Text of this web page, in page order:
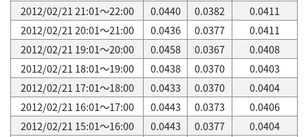
2012/02/21 21:01～22:00
0.0440 0.0382
0.0411
2012/02/21 20:01～21:00
0.0436 0.0377
0.0411
2012/02/21 19:01～20:00
0.0458 0.0367
0.0408
2012/02/21 18:01～19:00
0.0438 0.0370
0.0403
2012/02/21 17:01～18:00
0.0433 0.0370
0.0404
2012/02/21 16:01～17:00
0.0443 0.0373
0.0406
2012/02/21 15:01～16:00
0.0443 0.0377
0.0404